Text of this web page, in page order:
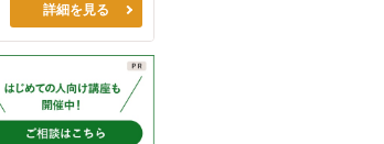
詳細を見る